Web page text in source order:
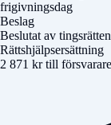
frigivningsdag
Beslag
Beslutat av
Rättshjälpsersättning
2 871 kr till